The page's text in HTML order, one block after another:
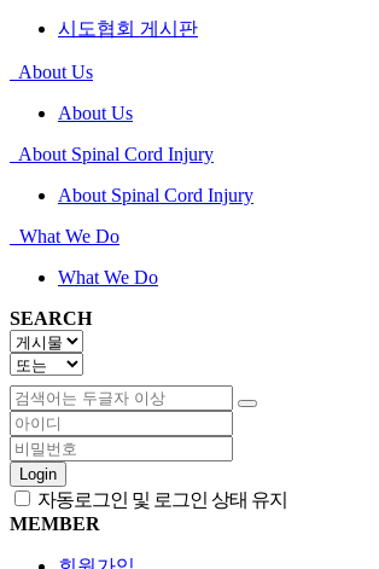
시도협회 게시판
About Us
About Us
About Spinal Cord Injury
About Spinal Cord Injury
What We Do
What We Do
SEARCH
Login
자동로그인 및 로그인 상태 유지
MEMBER